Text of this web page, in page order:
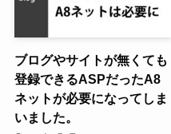
ブログやサイトが無くても
登録できるASPだったA8
ネットが必要になってしま
いました。